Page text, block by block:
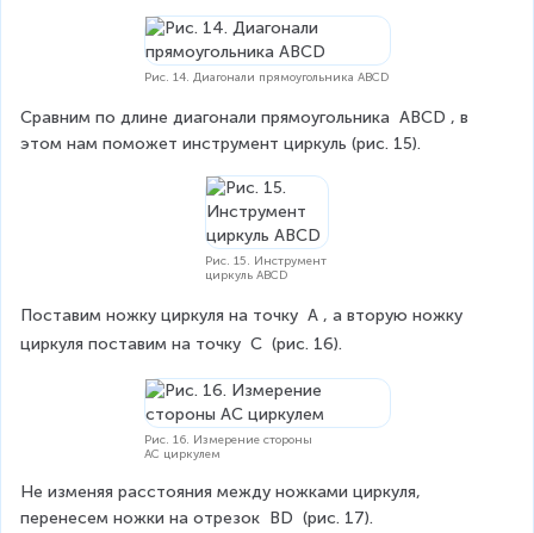
0
^
Рис. 14. Диагонали прямоугольника ABCD
Сравним по длине диагонали прямоугольника ABCD , в
этом нам поможет инструмент циркуль (рис. 15).
Рис. 15. Инструмент
циркуль ABCD
Поставим ножку циркуля на точку A , а вторую ножку
циркуля поставим на точку C (рис. 16).
Рис. 16. Измерение стороны
AC циркулем
Не изменяя расстояния между ножками циркуля,
перенесем ножки на отрезок BD (рис. 17).